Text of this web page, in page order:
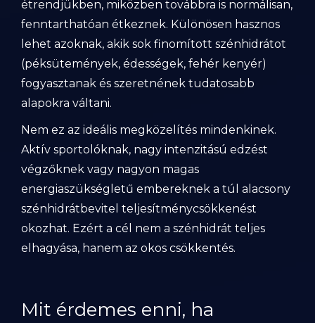
étrendjükben, miközben továbbra is normálisan,
fenntarthatóan étkeznek. Különösen hasznos
lehet azoknak, akik sok finomított szénhidrátot
(péksütemények, édességek, fehér kenyér)
fogyasztanak és szeretnének tudatosabb
alapokra váltani.
Nem ez az ideális megközelítés mindenkinek.
Aktív sportolóknak, nagy intenzitású edzést
végzőknek vagy nagyon magas
energiaszükségletű embereknek a túl alacsony
szénhidrátbevitel teljesítménycsökkenést
okozhat. Ezért a cél nem a szénhidrát teljes
elhagyása, hanem az okos csökkentés.
Mit érdemes enni, ha